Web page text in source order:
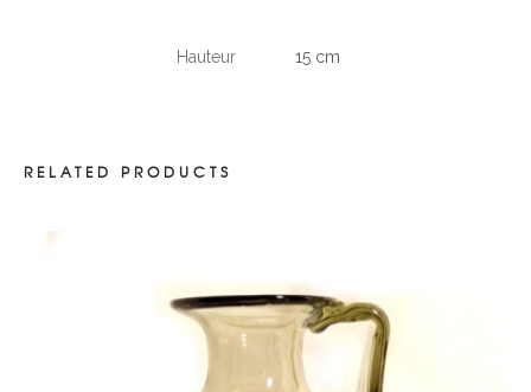
Hauteur 15 cm
RELATED PRODUCTS